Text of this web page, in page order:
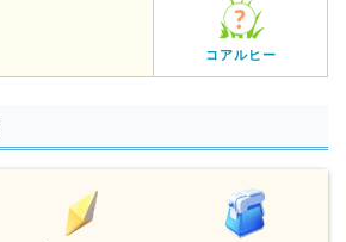
コアルヒー